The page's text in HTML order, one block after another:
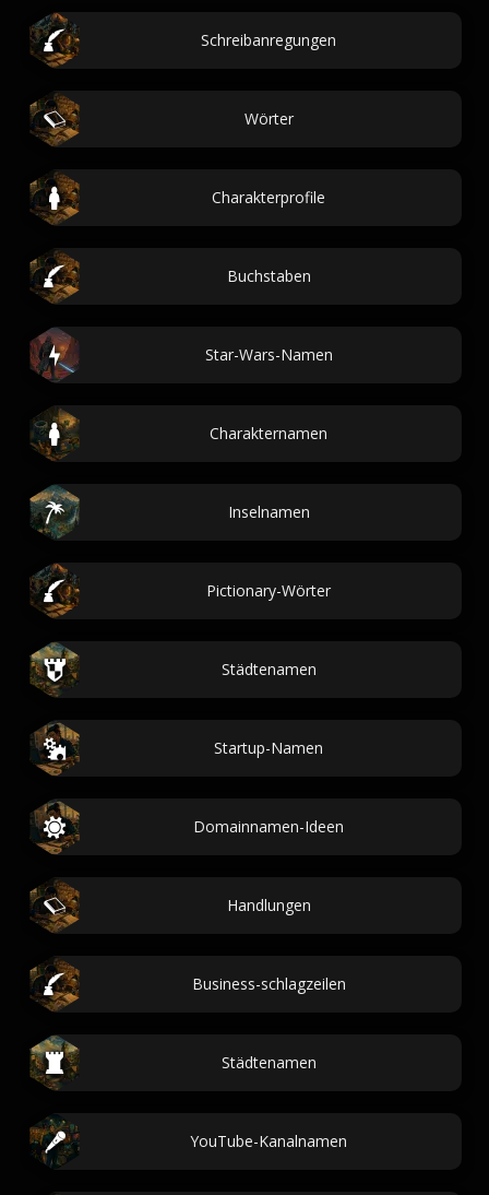
Schreibanregungen
Wörter
Charakterprofile
Buchstaben
Star-Wars-Namen
Charakternamen
Inselnamen
Pictionary-Wörter
Städtenamen
Startup-Namen
Domainnamen-Ideen
Handlungen
Business-schlagzeilen
Städtenamen
YouTube-Kanalnamen